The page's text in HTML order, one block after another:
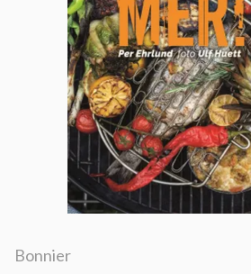
Bonnier